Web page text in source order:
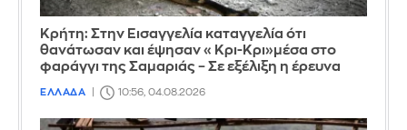
Κρήτη: Στην Εισαγγελία καταγγελία ότι
θανάτωσαν και έψησαν «Κρι-Κρι»μέσα στο
φαράγγι της Σαμαριάς – Σε εξέλιξη η έρευνα
ΕΛΛΑΔΑ 10:56, 04.08.2026